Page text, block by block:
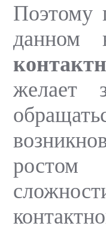
Поэтому
данном
желает
ростом